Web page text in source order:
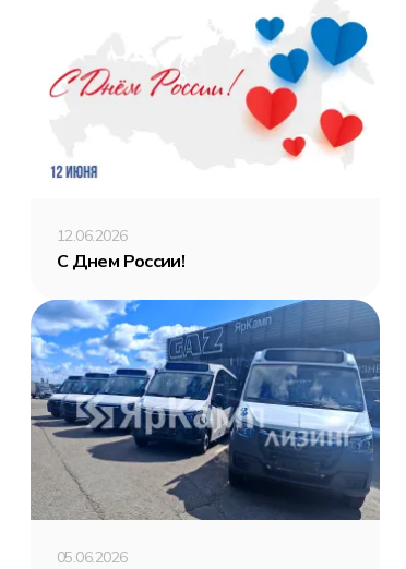
12.06.2026
С Днем России!
05.06.2026